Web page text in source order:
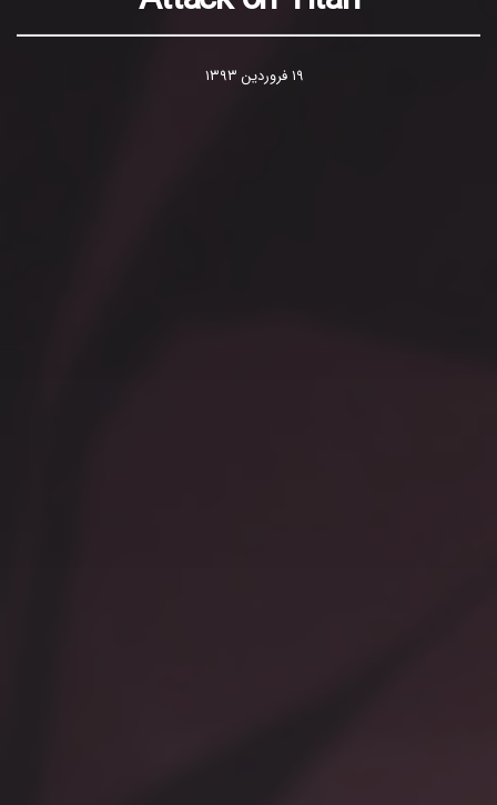
۱۹ فروردین ۱۳۹۳